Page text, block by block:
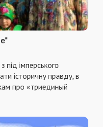
під імперського
історичну правду, в
про «триединый